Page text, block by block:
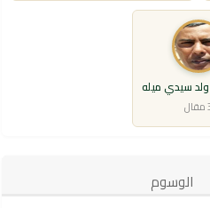
سيدي ميله
الوسوم